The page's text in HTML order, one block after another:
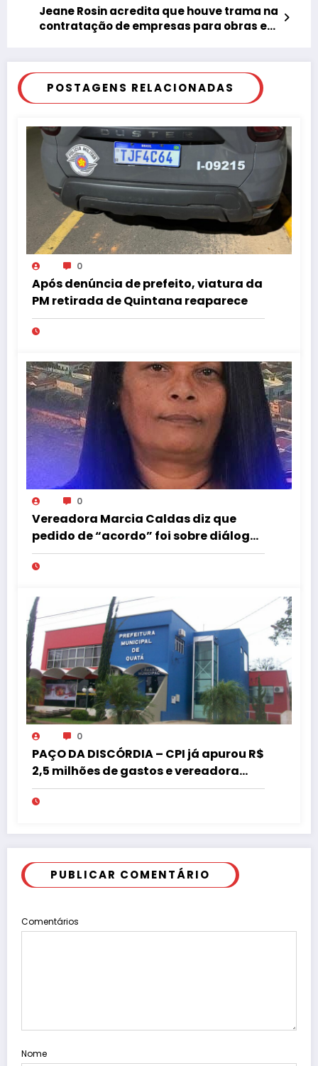
Jeane Rosin acredita que houve trama na
contratação de empresas para obras em
POSTAGENS RELACIONADAS
0
Após denúncia de prefeito, viatura da
PM retirada de Quintana reaparece
0
Vereadora Marcia Caldas diz que
pedido de “acordo” foi sobre diálogo
institucional
0
PAÇO DA DISCÓRDIA – CPI já apurou R$
2,5 milhões de gastos e vereadora
pede “acordo” para aprovar R$ 9,5
milhões
PUBLICAR COMENTÁRIO
Comentários
Nome